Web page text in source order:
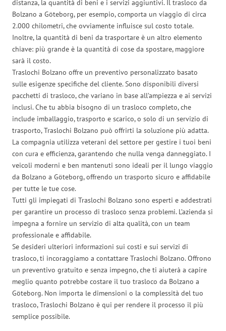
distanza, la quantità di beni e i servizi aggiuntivi. Il trasloco da
Bolzano a Göteborg, per esempio, comporta un viaggio di circa
2.000 chilometri, che ovviamente influisce sul costo totale.
Inoltre, la quantità di beni da trasportare è un altro elemento
chiave: più grande è la quantità di cose da spostare, maggiore
sarà il costo.
Traslochi Bolzano offre un preventivo personalizzato basato
sulle esigenze specifiche del cliente. Sono disponibili diversi
pacchetti di trasloco, che variano in base all’ampiezza e ai servizi
inclusi. Che tu abbia bisogno di un trasloco completo, che
include imballaggio, trasporto e scarico, o solo di un servizio di
trasporto, Traslochi Bolzano può offrirti la soluzione più adatta.
La compagnia utilizza veterani del settore per gestire i tuoi beni
con cura e efficienza, garantendo che nulla venga danneggiato. I
veicoli moderni e ben mantenuti sono ideali per il lungo viaggio
da Bolzano a Göteborg, offrendo un trasporto sicuro e affidabile
per tutte le tue cose.
Tutti gli impiegati di Traslochi Bolzano sono esperti e addestrati
per garantire un processo di trasloco senza problemi. L’azienda si
impegna a fornire un servizio di alta qualità, con un team
professionale e affidabile.
Se desideri ulteriori informazioni sui costi e sui servizi di
trasloco, ti incoraggiamo a contattare Traslochi Bolzano. Offrono
un preventivo gratuito e senza impegno, che ti aiuterà a capire
meglio quanto potrebbe costare il tuo trasloco da Bolzano a
Göteborg. Non importa le dimensioni o la complessità del tuo
trasloco, Traslochi Bolzano è qui per rendere il processo il più
semplice possibile.